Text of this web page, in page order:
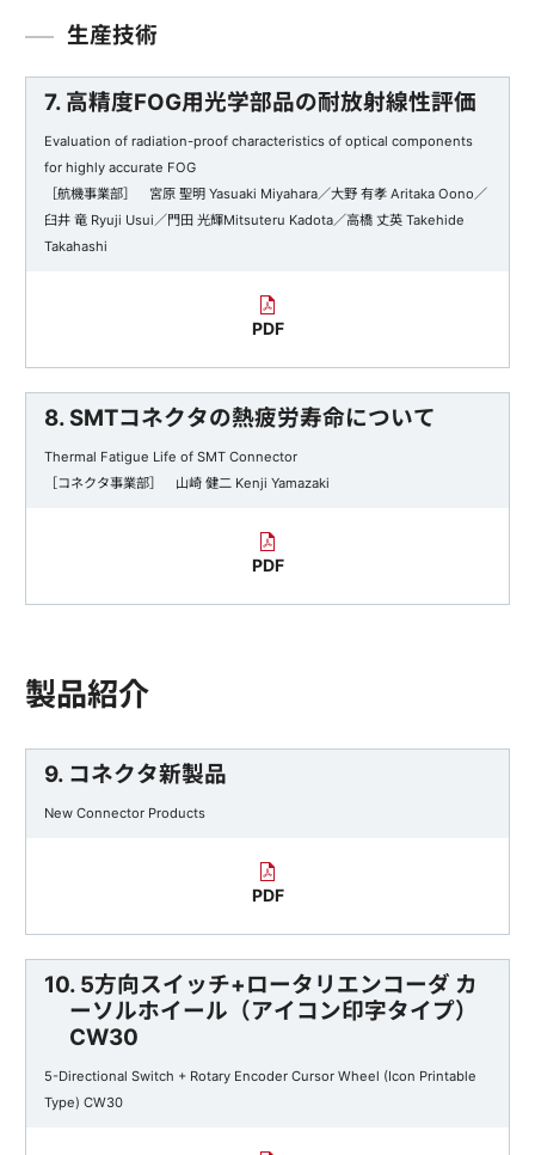
生産技術
7. 高精度FOG用光学部品の耐放射線性評価
Evaluation of radiation-proof characteristics of optical components
for highly accurate FOG
［航機事業部］ 宮原 聖明 Yasuaki Miyahara／大野 有孝 Aritaka Oono／
臼井 竜 Ryuji Usui／門田 光輝Mitsuteru Kadota／高橋 丈英 Takehide
Takahashi
PDF
8. SMTコネクタの熱疲労寿命について
Thermal Fatigue Life of SMT Connector
［コネクタ事業部］ 山崎 健二 Kenji Yamazaki
PDF
製品紹介
9. コネクタ新製品
New Connector Products
PDF
10. 5方向スイッチ+ロータリエンコーダ カ
ーソルホイール（アイコン印字タイプ）
CW30
5-Directional Switch + Rotary Encoder Cursor Wheel (Icon Printable
Type) CW30